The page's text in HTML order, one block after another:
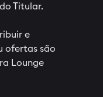
Titular.
e
ofertas são
Lounge